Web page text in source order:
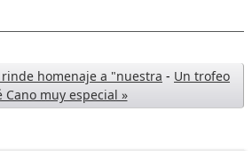
rinde homenaje a "nuestra - Un trofeo
Cano muy especial »